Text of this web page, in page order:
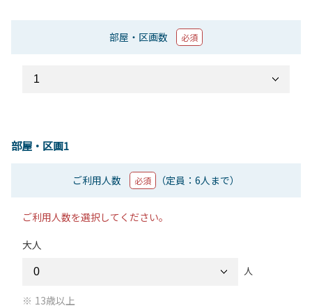
部屋・区画数 必須
部屋・区画1
ご利用人数 必須 （定員：6人まで）
ご利用人数を選択してください。
大人
人
13歳以上